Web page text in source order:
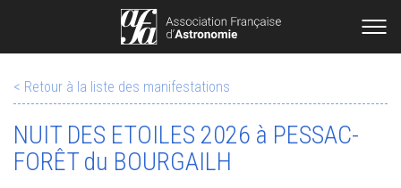
< Retour à la liste des manifestations
NUIT DES ETOILES 2026 à PESSAC-
FORÊT du BOURGAILH